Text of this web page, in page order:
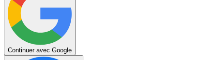
Continuer avec Google